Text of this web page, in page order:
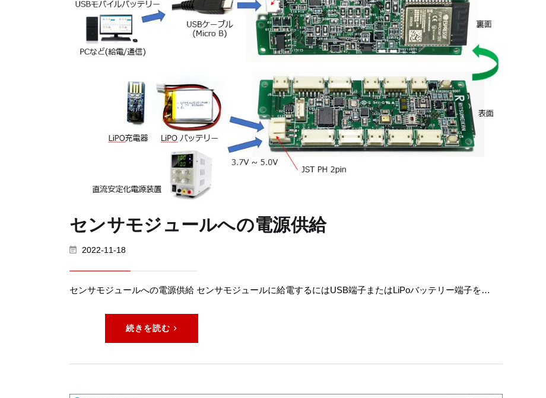
センサモジュールへの電源供給
2022-11-18
センサモジュールへの電源供給 センサモジュールに給電するにはUSB端子またはLiPoバッテリー端子を…
続きを読む